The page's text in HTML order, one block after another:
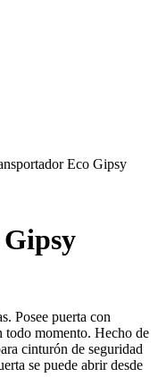
Eco Gipsy
Posee puerta con
todo momento. Hecho de
cinturón de seguridad
se puede abrir desde